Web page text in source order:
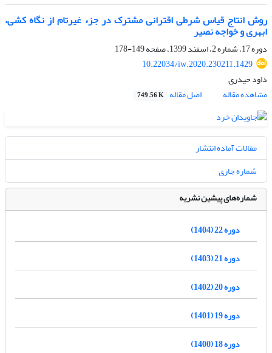
روش انتاج قیاس شرطی اقترانی مشترک در جزء غیرتام از نگاه کشی،
ابهری و خواجه نصیر
دوره 17، شماره 2، اسفند 1399، صفحه
149-178
10.22034/iw.2020.230211.1429
داود حیدری
مشاهده مقاله
اصل مقاله 749.56 K
مقالات آماده انتشار
شماره جاری
شماره‌های پیشین نشریه
دوره 22 (1404)
دوره 21 (1403)
دوره 20 (1402)
دوره 19 (1401)
دوره 18 (1400)